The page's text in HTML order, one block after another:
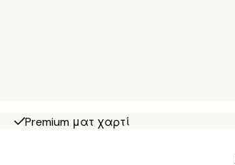
Premium ματ χαρτί